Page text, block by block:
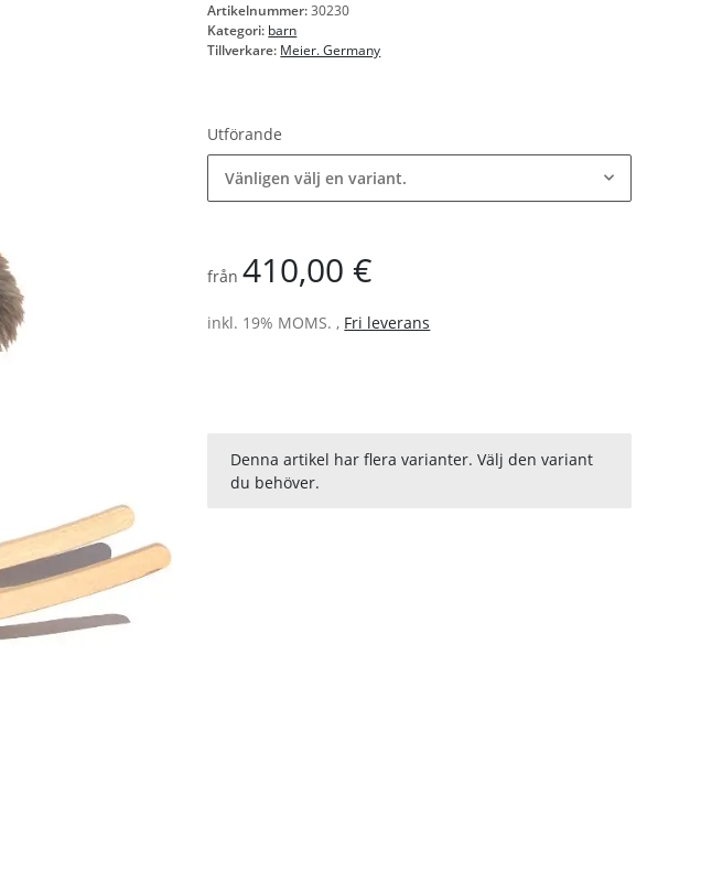
Artikelnummer:30230
Kategori: barn
Tillverkare: Meier. Germany
Utförande
Vänligen välj en variant.
från410,00 €
inkl. 19% MOMS. , Fri leverans
x
Denna artikel har flera varianter. Välj den variant
du behöver.